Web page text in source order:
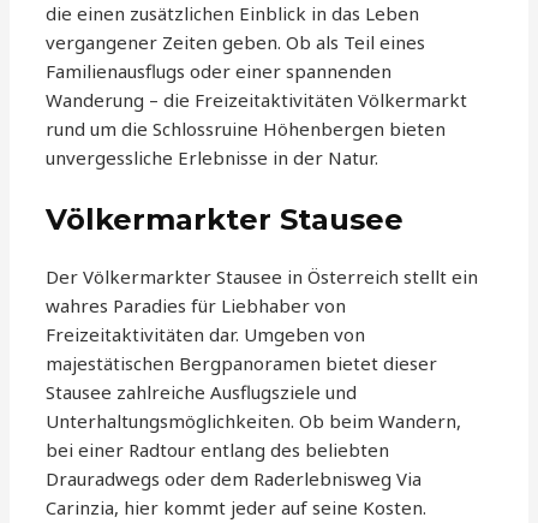
die einen zusätzlichen Einblick in das Leben
vergangener Zeiten geben. Ob als Teil eines
Familienausflugs oder einer spannenden
Wanderung – die Freizeitaktivitäten Völkermarkt
rund um die Schlossruine Höhenbergen bieten
unvergessliche Erlebnisse in der Natur.
Völkermarkter Stausee
Der Völkermarkter Stausee in Österreich stellt ein
wahres Paradies für Liebhaber von
Freizeitaktivitäten dar. Umgeben von
majestätischen Bergpanoramen bietet dieser
Stausee zahlreiche Ausflugsziele und
Unterhaltungsmöglichkeiten. Ob beim Wandern,
bei einer Radtour entlang des beliebten
Drauradwegs oder dem Raderlebnisweg Via
Carinzia, hier kommt jeder auf seine Kosten.